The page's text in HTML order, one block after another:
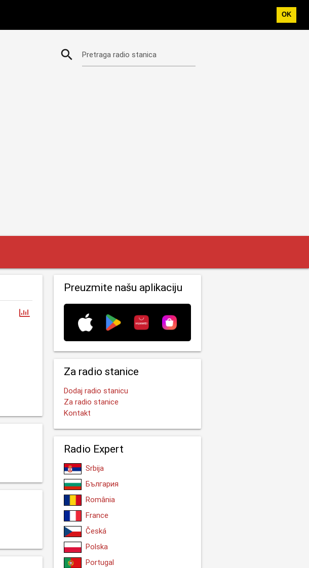
OK
search Pretraga radio stanica
Preuzmite našu aplikaciju
Za radio stanice
Dodaj radio stanicu
Za radio stanice
Kontakt
Radio Expert
Srbija
България
România
France
Česká
Polska
Portugal